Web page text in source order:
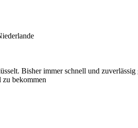
Bisher immer schnell und zuverlässig
bekommen